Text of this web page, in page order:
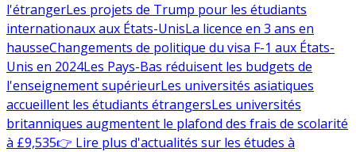
l'étrangerLes projets de Trump pour les étudiants
internationaux aux États-UnisLa licence en 3 ans en
hausseChangements de politique du visa F-1 aux États-
Unis en 2024Les Pays-Bas réduisent les budgets de
l'enseignement supérieurLes universités asiatiques
accueillent les étudiants étrangersLes universités
britanniques augmentent le plafond des frais de scolarité
à £9,535👉 Lire plus d'actualités sur les études à